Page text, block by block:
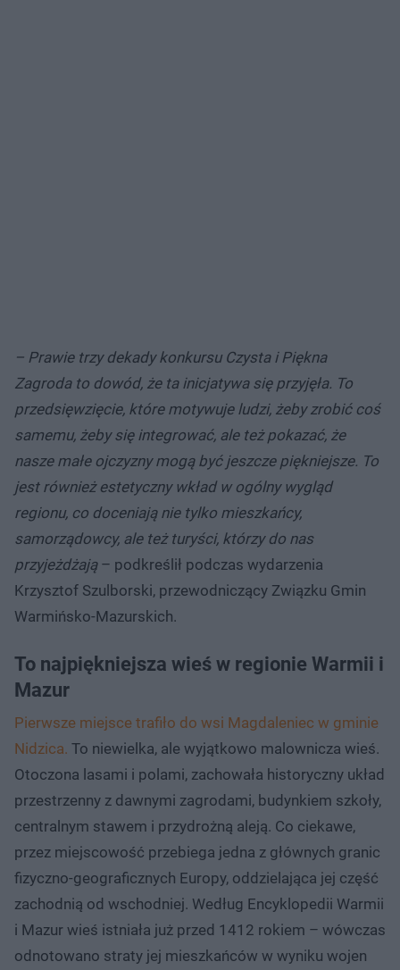
– Prawie trzy dekady konkursu Czysta i Piękna
Zagroda to dowód, że ta inicjatywa się przyjęła. To
przedsięwzięcie, które motywuje ludzi, żeby zrobić coś
samemu, żeby się integrować, ale też pokazać, że
nasze małe ojczyzny mogą być jeszcze piękniejsze. To
jest również estetyczny wkład w ogólny wygląd
regionu, co doceniają nie tylko mieszkańcy,
samorządowcy, ale też turyści, którzy do nas
przyjeżdżają– podkreślił podczas wydarzenia
Krzysztof Szulborski, przewodniczący Związku Gmin
Warmińsko-Mazurskich.
To najpiękniejsza wieś w regionie Warmii i
Mazur
Pierwsze miejsce trafiło do wsi Magdaleniec w gminie
Nidzica. To niewielka, ale wyjątkowo malownicza wieś.
Otoczona lasami i polami, zachowała historyczny układ
przestrzenny z dawnymi zagrodami, budynkiem szkoły,
centralnym stawem i przydrożną aleją. Co ciekawe,
przez miejscowość przebiega jedna z głównych granic
fizyczno-geograficznych Europy, oddzielająca jej część
zachodnią od wschodniej. Według Encyklopedii Warmii
i Mazur wieś istniała już przed 1412 rokiem – wówczas
odnotowano straty jej mieszkańców w wyniku wojen